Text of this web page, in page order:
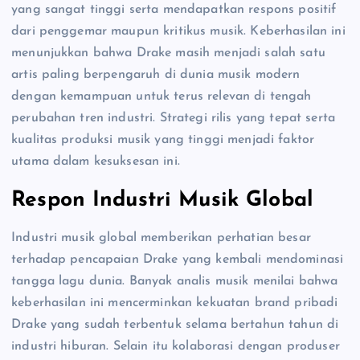
yang sangat tinggi serta mendapatkan respons positif
dari penggemar maupun kritikus musik. Keberhasilan ini
menunjukkan bahwa Drake masih menjadi salah satu
artis paling berpengaruh di dunia musik modern
dengan kemampuan untuk terus relevan di tengah
perubahan tren industri. Strategi rilis yang tepat serta
kualitas produksi musik yang tinggi menjadi faktor
utama dalam kesuksesan ini.
Respon Industri Musik Global
Industri musik global memberikan perhatian besar
terhadap pencapaian Drake yang kembali mendominasi
tangga lagu dunia. Banyak analis musik menilai bahwa
keberhasilan ini mencerminkan kekuatan brand pribadi
Drake yang sudah terbentuk selama bertahun tahun di
industri hiburan. Selain itu kolaborasi dengan produser